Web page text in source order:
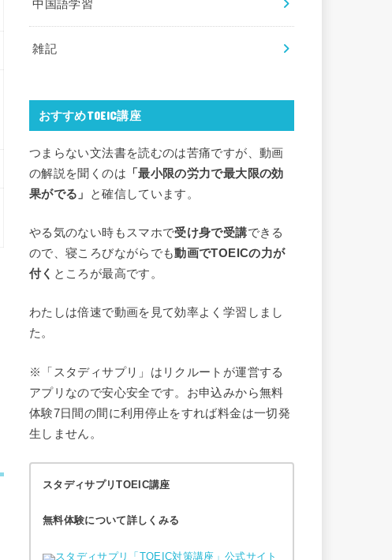
中国語学習
雑記
おすすめTOEIC講座
つまらない文法書を読むのは苦痛ですが、動画
の解説を聞くのは 「最小限の労力で最大限の効
果がでる」
と確信しています。
やる気のない時もスマホで受け身で受講できる
ので、寝ころびながらでも動画でTOEICの力が
付く ところが最高です。
わたしは倍速で動画を見て効率よく学習しまし
た。
※「スタディサプリ」はリクルートが運営する
アプリなので安心安全です。お申込みから無料
体験7日間の間に利用停止をすれば料金は一切発
生しません。
スタディサプリTOEIC講座
無料体験について詳しくみる
スタディサプリ「TOEIC対策講座」公式サイト